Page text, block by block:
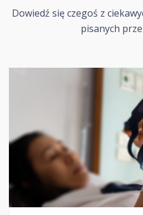
Dowiedź się czegoś z
pisanych